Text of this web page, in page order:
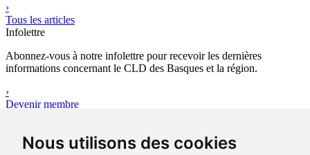
Nous utilisons des cookies
›
Tous les articles
Infolettre
Abonnez-vous à notre infolettre pour recevoir les dernières
informations concernant le CLD des Basques et la région.
›
Devenir membre
Avez-vous votre plan d’affaires ?
Le plan d’affaires réunit l’ensemble des données quantitatives,